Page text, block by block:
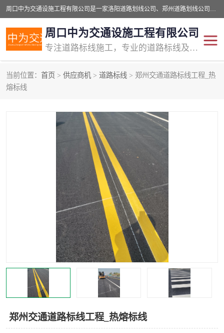
周口中为交通设施工程有限公司是一家洛阳道路划线公司、郑州道路划线公司、平顶山道路车位划线公司、开封车位划线公司、许昌道路车位划线公司、漯河道路车位划线公司，公司始终坚持“诚信、匠心、专注”的宗旨；我们的经营理念是：的服务。
周口中为交通设施工程有限公司
专注道路标线施工，专业的道路标线及交通设施施工服务商!
当前位置： 首页 > 供应商机 > 道路标线 > 郑州交通道路标线工程_热
熔标线
郑州交通道路标线工程_热熔标线
交通道路标线
道路标线划线 马路标线
道路划线